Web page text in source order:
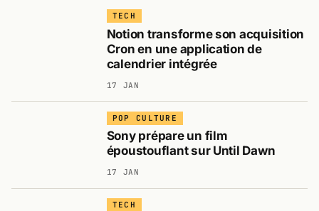
TECH
Notion transforme son acquisition
Cron en une application de
calendrier intégrée
17 JAN
POP CULTURE
Sony prépare un film
époustouflant sur Until Dawn
17 JAN
TECH